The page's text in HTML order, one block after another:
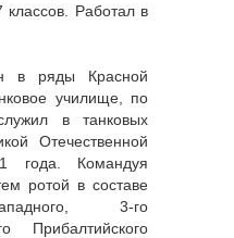
Работал в
в ряды Красной
училище, по
в танковых
Отечественной
года. Командуя
ротой в составе
3-го
Прибалтийского